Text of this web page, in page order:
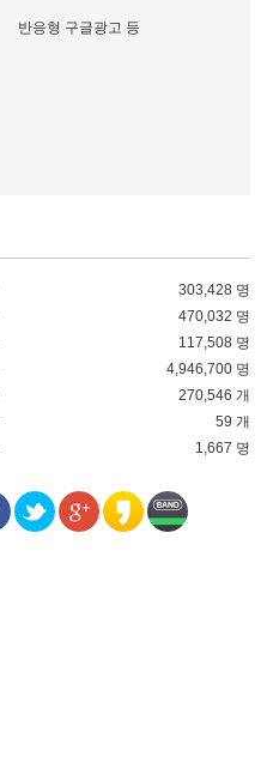
반응형 구글광고 등
303,428 명
470,032 명
117,508 명
4,946,700 명
270,546 개
59 개
1,667 명